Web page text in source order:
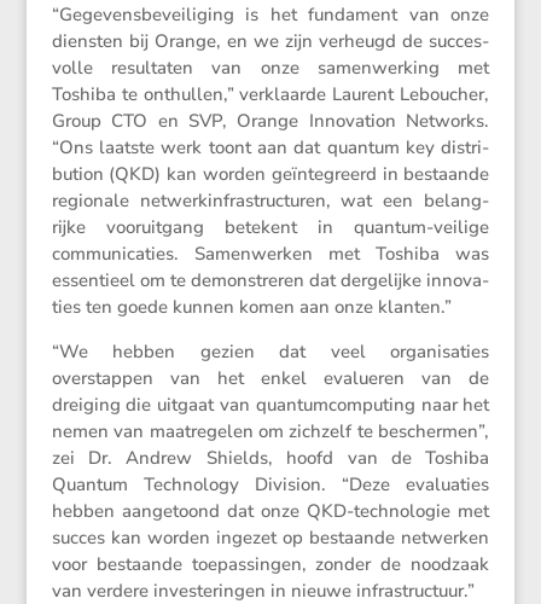
“Gegevens­be­vei­li­ging is het funda­ment van onze
diensten bij Orange, en we zijn verheugd de succes­
volle resul­taten van onze samen­wer­king met
Toshiba te onthullen,” verklaarde Laurent Lebou­cher,
Group CTO en SVP, Orange Innova­tion Networks.
“Ons laatste werk toont aan dat quantum key distri­
bu­tion (QKD) kan worden geïnte­greerd in bestaande
regio­nale netwer­k­in­fra­struc­turen, wat een belang­
rijke vooruit­gang betekent in quantum-veilige
commu­ni­ca­ties. Samen­werken met Toshiba was
essen­tieel om te demon­streren dat derge­lijke innova­
ties ten goede kunnen komen aan onze klanten.”
“We hebben gezien dat veel organi­sa­ties
overstappen van het enkel evalu­eren van de
dreiging die uitgaat van quantum­com­pu­ting naar het
nemen van maatre­gelen om zichzelf te beschermen”,
zei Dr. Andrew Shields, hoofd van de Toshiba
Quantum Techno­logy Division. “Deze evalu­a­ties
hebben aange­toond dat onze QKD-techno­logie met
succes kan worden ingezet op bestaande netwerken
voor bestaande toepas­singen, zonder de noodzaak
van verdere inves­te­ringen in nieuwe infrastructuur.”